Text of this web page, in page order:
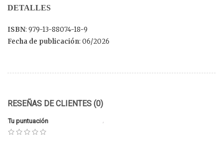
DETALLES
ISBN: 979-13-88074-18-9
Fecha de publicación: 06/2026
RESEÑAS DE CLIENTES (0)
Tu puntuación